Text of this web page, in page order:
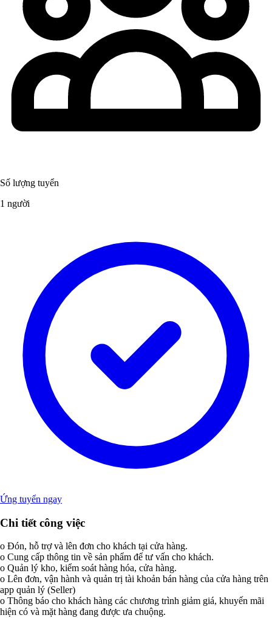
Số lượng tuyển
1 người
Ứng tuyển ngay
Chi tiết công việc
o Đón, hỗ trợ và lên đơn cho khách tại cửa hàng.
o Cung cấp thông tin về sản phẩm để tư vấn cho khách.
o Quản lý kho, kiểm soát hàng hóa, cửa hàng.
o Lên đơn, vận hành và quản trị tài khoản bán hàng của cửa hàng trên
app quản lý (Seller)
o Thông báo cho khách hàng các chương trình giảm giá, khuyến mãi
hiện có và mặt hàng đang được ưa chuộng.